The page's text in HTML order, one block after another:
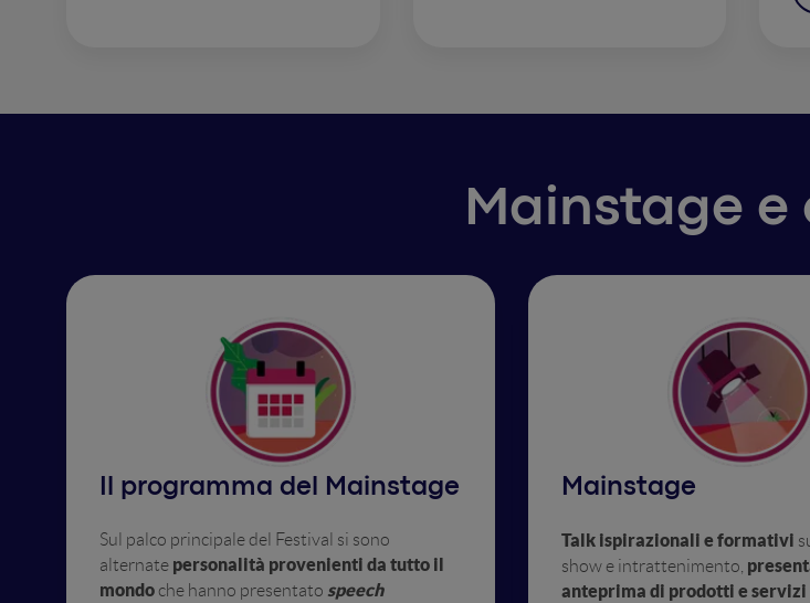
Mainstage
Il programma del Mainstage
Sul palco principale del Festival si sono
alternate personalità provenienti da tutto il
mondo che hanno presentato speech
Mainstage
Talk ispirazionali e formativi
show e intrattenimento,
anteprima di prodotti e